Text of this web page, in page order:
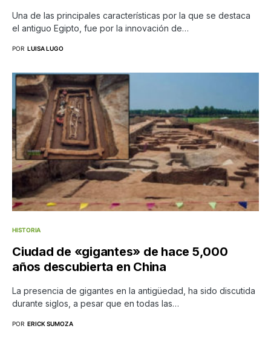
Una de las principales características por la que se destaca
el antiguo Egipto, fue por la innovación de…
POR LUISA LUGO
HISTORIA
Ciudad de «gigantes» de hace 5,000
años descubierta en China
La presencia de gigantes en la antigüedad, ha sido discutida
durante siglos, a pesar que en todas las…
POR ERICK SUMOZA